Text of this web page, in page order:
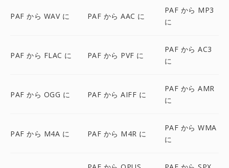
PAF から WAV に PAF から AAC に
PAF から MP3
に
PAF から FLAC に PAF から PVF に
PAF から AC3
に
PAF から OGG に PAF から AIFF に
PAF から AMR
に
PAF から M4A に PAF から M4R に
PAF から WMA
に